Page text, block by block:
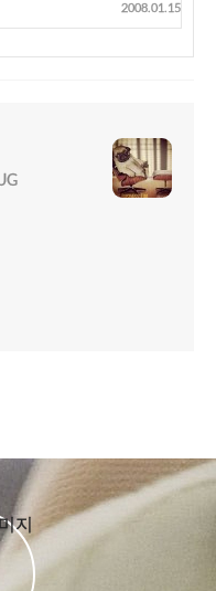
2008.01.15